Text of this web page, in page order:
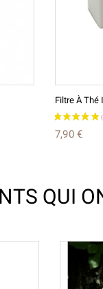
Filtre À Thé
7,90 €
QUI